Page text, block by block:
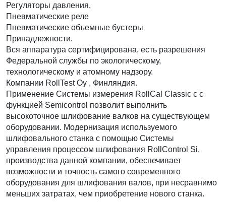
Регуляторы давления,
Пневматические реле
Пневматические объемные бустеры
Принадлежности.
Вся аппаратура сертифицирована, есть разрешения
Федеральной службы по экологическому,
технологическому и атомному надзору.
Компании RollTest Oy , Финляндия.
Применение Системы измерения RollCal Classic с с
функцией Semicontrol позволит выполнить
высокоточное шлифование валков на cуществующем
оборудовании. Модернизация используемого
шлифовального станка с помощью Системы
управления процессом шлифования RollControl Si,
производства данной компании, обеспечивает
возможности и точность самого современного
оборудования для шлифования валов, при несравнимо
меньших затратах, чем приобретение нового станка.